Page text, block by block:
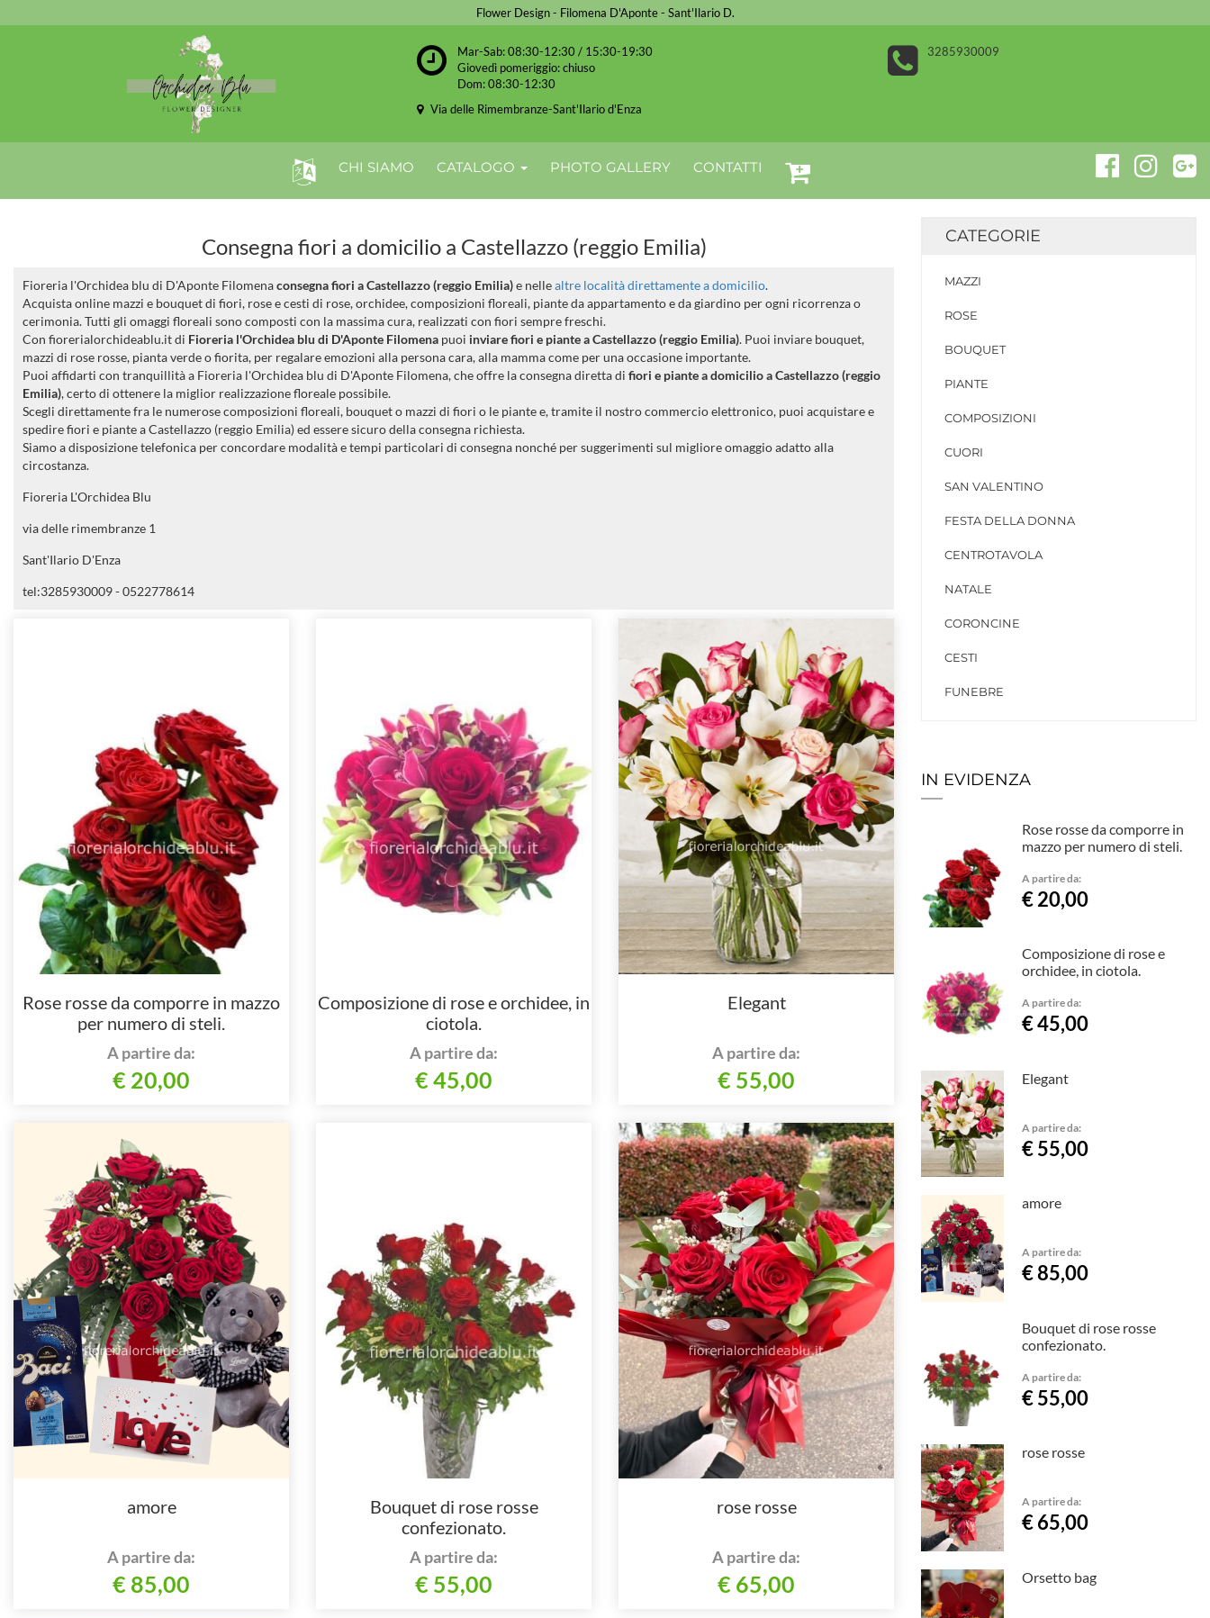
Flower Design - Filomena D'Aponte - Sant'Ilario D.
Mar-Sab: 08:30-12:30 / 15:30-19:30
Giovedì pomeriggio: chiuso
Dom: 08:30-12:30
3285930009
Via delle Rimembranze-Sant'Ilario d'Enza
CHI SIAMO CATALOGO PHOTO GALLERY CONTATTI
Consegna fiori a domicilio a Castellazzo (reggio Emilia)
Fioreria l'Orchidea blu di D'Aponte Filomenaconsegna fiori a Castellazzo (reggio Emilia)e nellealtre località direttamente a domicilio.
Acquista online mazzi e bouquet di fiori, rose e cesti di rose, orchidee, composizioni floreali, piante da appartamento e da giardino per ogni ricorrenza o
cerimonia. Tutti gli omaggi floreali sono composti con la massima cura, realizzati con fiori sempre freschi.
Con fiorerialorchideablu.it di Fioreria l'Orchidea blu di D'Aponte Filomena puoi inviare fiori e piante a Castellazzo (reggio Emilia). Puoi inviare bouquet,
mazzi di rose rosse, pianta verde o fiorita, per regalare emozioni alla persona cara, alla mamma come per una occasione importante.
Puoi affidarti con tranquillità a Fioreria l'Orchidea blu di D'Aponte Filomena, che offre la consegna diretta di fiori e piante a domicilio a Castellazzo (reggio
Emilia), certo di ottenere la miglior realizzazione floreale possibile.
Scegli direttamente fra le numerose composizioni floreali, bouquet o mazzi di fiori o le piante e, tramite il nostro commercio elettronico, puoi acquistare e
spedire fiori e piante a Castellazzo (reggio Emilia) ed essere sicuro della consegna richiesta.
Siamo a disposizione telefonica per concordare modalità e tempi particolari di consegna nonché per suggerimenti sul migliore omaggio adatto alla
circostanza.
Fioreria L'Orchidea Blu
via delle rimembranze 1
Sant'Ilario D'Enza
tel:3285930009 - 0522778614
Rose rosse da comporre in mazzo
per numero di steli.
A partire da:
€ 20,00
Composizione di rose e orchidee, in
ciotola.
A partire da:
€ 45,00
Elegant
A partire da:
€ 55,00
amore
A partire da:
€ 85,00
Bouquet di rose rosse
confezionato.
A partire da:
€ 55,00
rose rosse
A partire da:
€ 65,00
CATEGORIE
MAZZI
ROSE
BOUQUET
PIANTE
COMPOSIZIONI
CUORI
SAN VALENTINO
FESTA DELLA DONNA
CENTROTAVOLA
NATALE
CORONCINE
CESTI
FUNEBRE
IN EVIDENZA
Rose rosse da comporre in
mazzo per numero di steli.
A partire da:
€ 20,00
Composizione di rose e
orchidee, in ciotola.
A partire da:
€ 45,00
Elegant
A partire da:
€ 55,00
amore
A partire da:
€ 85,00
Bouquet di rose rosse
confezionato.
A partire da:
€ 55,00
rose rosse
A partire da:
€ 65,00
Orsetto bag